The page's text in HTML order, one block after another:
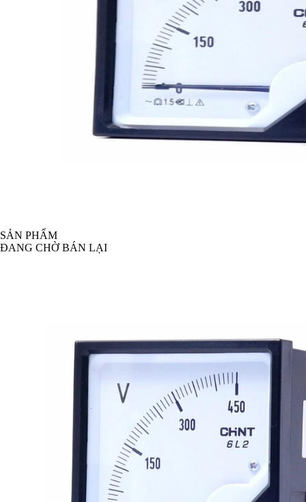
SẢN PHẨM
ĐANG CHỜ BÁN LẠI